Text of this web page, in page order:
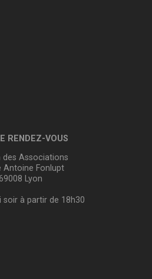
RENDEZ-VOUS
des Associations
Antoine Fonlupt
Lyon
soir à partir de 18h30